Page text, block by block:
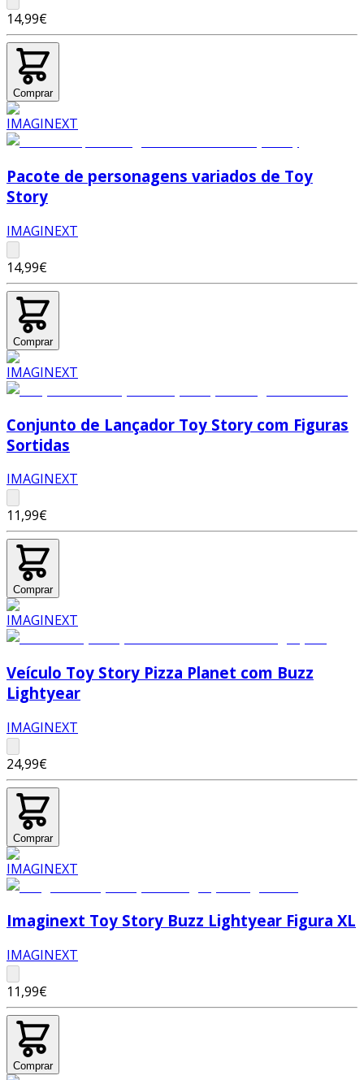
14,99€
Comprar
Pacote de personagens variados de Toy
Story
IMAGINEXT
14,99€
Comprar
Conjunto de Lançador Toy Story com Figuras
Sortidas
IMAGINEXT
11,99€
Comprar
Veículo Toy Story Pizza Planet com Buzz
Lightyear
IMAGINEXT
24,99€
Comprar
Imaginext Toy Story Buzz Lightyear Figura XL
IMAGINEXT
11,99€
Comprar